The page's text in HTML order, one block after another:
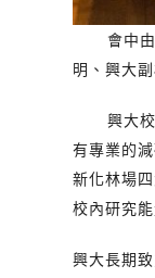
會中由興
明、興大
興大校長
有專業的
新化林場
校內研究
興大長期